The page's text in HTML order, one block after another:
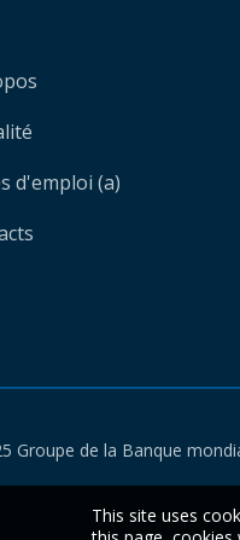
d'emploi (a)
Groupe de la Banque
This site uses